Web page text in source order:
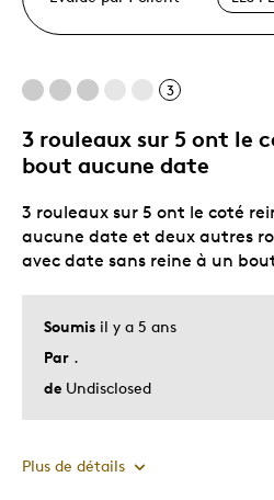
3
3 rouleaux sur 5 ont le
bout aucune date
Soumis il y a 5 ans
Par .
de Undisclosed
3 rouleaux sur 5 ont le coté
aucune date et deux autres
avec date sans reine à un
Plus de détails